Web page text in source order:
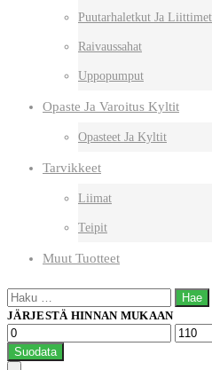
Puutarhaletkut Ja Liittimet
Raivaussahat
Uppopumput
Opaste Ja Varoitus Kyltit
Opasteet Ja Kyltit
Tarvikkeet
Liimat
Teipit
Muut Tuotteet
Haku:
JÄRJESTÄ HINNAN MUKAAN
Minimihinta
Suodata